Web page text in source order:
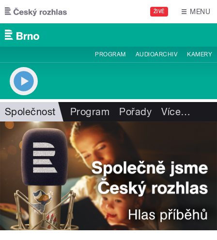
Přejít k hlavnímu obsahu
ŽIVĚ MENU
PROGRAM AUDIOARCHIV KAMERY
Společnost Program Pořady Více…